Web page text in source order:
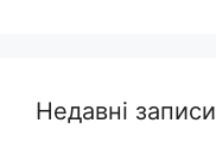
Недавні записи